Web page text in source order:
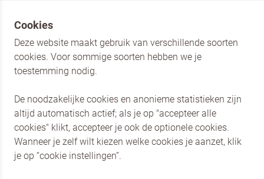
Schrijf je als horecaprofessional in voor de nieuwsbrief
van Koopmans Professioneel en Dr. Oetker Professional.
Blijf op de hoogte van de nieuwste producten en laat je
AANMELDEN
Dr. Oetker Nederland
Dr. Oetker Professional
Cookies
Deze website maakt gebruik van verschillende soorten
cookies. Voor sommige soorten hebben we je
toestemming nodig.
De noodzakelijke cookies en anonieme statistieken zijn
altijd automatisch actief; als je op "accepteer alle
cookies" klikt, accepteer je ook de optionele cookies.
Wanneer je zelf wilt kiezen welke cookies je aanzet, klik
je op “cookie instellingen”.